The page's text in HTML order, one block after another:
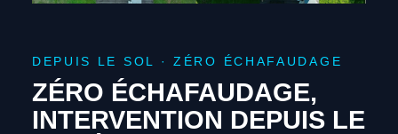
DEPUIS LE SOL · ZÉRO ÉCHAFAUDAGE
ZÉRO ÉCHAFAUDAGE,
INTERVENTION DEPUIS LE